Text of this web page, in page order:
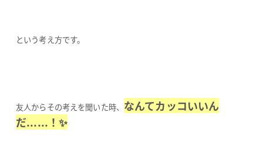
という考え方です。
友人からその考えを聞いた時、 なんてカッコいいん
だ......！✨